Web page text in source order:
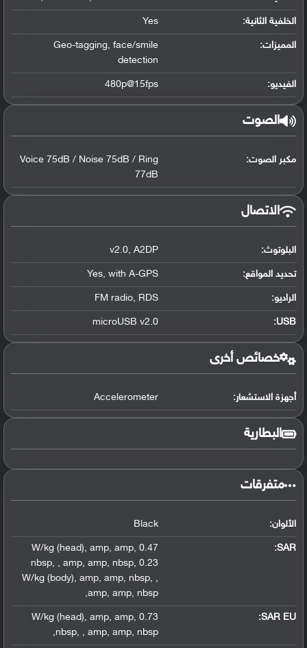
الخلفية الثانية: Yes
المميزات: Geo-tagging, face/smile
detection
الفيديو: 480p@15fps
الصوت
مكبر الصوت:
Voice 75dB / Noise 75dB / Ring
77dB
الاتصال
البلوتوث:
v2.0, A2DP
تحديد المواقع:
Yes, with A-GPS
الراديو: FM radio, RDS
USB
:
microUSB v2.0
خصائص أخرى
أجهزة الاستشعار: Accelerometer
البطارية
متفرقات
الألوان: Black
SAR
:
0.47 W/kg (head)
, amp, amp,
nbsp, , amp, amp, nbsp, 0.23
W/kg (body), amp, amp, nbsp, ,
amp, amp, nbsp
,
SAR EU:
0.73 W/kg (head)
, amp, amp,
nbsp, , amp, amp, nbsp
,